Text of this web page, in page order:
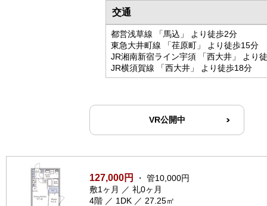
交通
都営浅草線 「馬込」 より徒歩2分
東急大井町線 「荏原町」 より徒歩15分
JR湘南新宿ライン宇須 「西大井」 より
JR横須賀線 「西大井」 より徒歩18分
VR公開中
127,000円
・ 管10,000円
敷1ヶ月 ／ 礼0ヶ月
4階 ／ 1DK ／ 27.25㎡